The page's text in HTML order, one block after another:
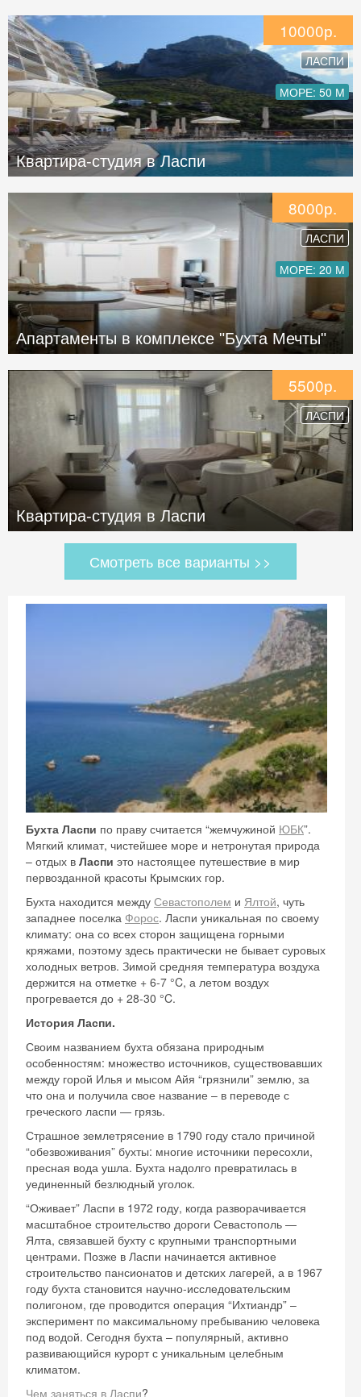
10000р.
ЛАСПИ
МОРЕ: 50 М
Квартира-студия в Ласпи
8000р.
ЛАСПИ
МОРЕ: 20 М
Апартаменты в комплексе "Бухта Мечты"
5500р.
ЛАСПИ
Квартира-студия в Ласпи
Смотреть все варианты >>
Бухта Ласпи по праву считается “жемчужиной ЮБК”.
Мягкий климат, чистейшее море и нетронутая природа
– отдых в Ласпи это настоящее путешествие в мир
первозданной красоты Крымских гор.
Бухта находится между Севастополем и Ялтой, чуть
западнее поселка Форос. Ласпи уникальная по своему
климату: она со всех сторон защищена горными
кряжами, поэтому здесь практически не бывает суровых
холодных ветров. Зимой средняя температура воздуха
держится на отметке + 6-7 °C, а летом воздух
прогревается до + 28-30 °C.
История Ласпи.
Своим названием бухта обязана природным
особенностям: множество источников, существовавших
между горой Илья и мысом Айя “грязнили” землю, за
что она и получила свое название – в переводе с
греческого ласпи — грязь.
Страшное землетрясение в 1790 году стало причиной
“обезвоживания” бухты: многие источники пересохли,
пресная вода ушла. Бухта надолго превратилась в
уединенный безлюдный уголок.
“Оживает” Ласпи в 1972 году, когда разворачивается
масштабное строительство дороги Севастополь —
Ялта, связавшей бухту с крупными транспортными
центрами. Позже в Ласпи начинается активное
строительство пансионатов и детских лагерей, а в 1967
году бухта становится научно-исследовательским
полигоном, где проводится операция “Ихтиандр” –
эксперимент по максимальному пребыванию человека
под водой. Сегодня бухта – популярный, активно
развивающийся курорт с уникальным целебным
климатом.
Чем заняться в Ласпи?